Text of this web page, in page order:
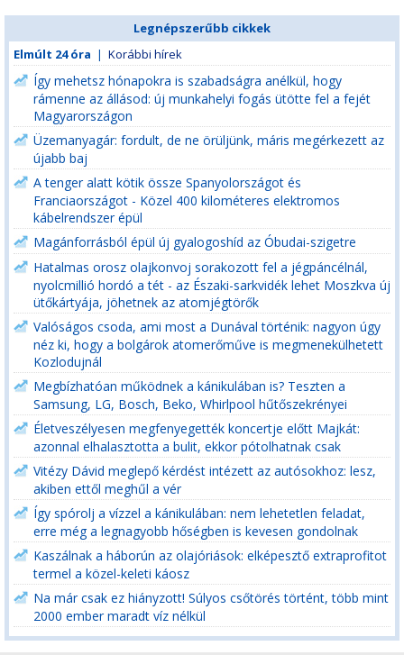
Legnépszerűbb cikkek
Elmúlt 24 óra | Korábbi hírek
Így mehetsz hónapokra is szabadságra anélkül, hogy
rámenne az állásod: új munkahelyi fogás ütötte fel a fejét
Magyarországon
Üzemanyagár: fordult, de ne örüljünk, máris megérkezett az
újabb baj
A tenger alatt kötik össze Spanyolországot és
Franciaországot - Közel 400 kilométeres elektromos
kábelrendszer épül
Magánforrásból épül új gyalogoshíd az Óbudai-szigetre
Hatalmas orosz olajkonvoj sorakozott fel a jégpáncélnál,
nyolcmillió hordó a tét - az Északi-sarkvidék lehet Moszkva új
ütőkártyája, jöhetnek az atomjégtörők
Valóságos csoda, ami most a Dunával történik: nagyon úgy
néz ki, hogy a bolgárok atomerőműve is megmenekülhetett
Kozlodujnál
Megbízhatóan működnek a kánikulában is? Teszten a
Samsung, LG, Bosch, Beko, Whirlpool hűtőszekrényei
Életveszélyesen megfenyegették koncertje előtt Majkát:
azonnal elhalasztotta a bulit, ekkor pótolhatnak csak
Vitézy Dávid meglepő kérdést intézett az autósokhoz: lesz,
akiben ettől meghűl a vér
Így spórolj a vízzel a kánikulában: nem lehetetlen feladat,
erre még a legnagyobb hőségben is kevesen gondolnak
Kaszálnak a háborún az olajóriások: elképesztő extraprofitot
termel a közel-keleti káosz
Na már csak ez hiányzott! Súlyos csőtörés történt, több mint
2000 ember maradt víz nélkül